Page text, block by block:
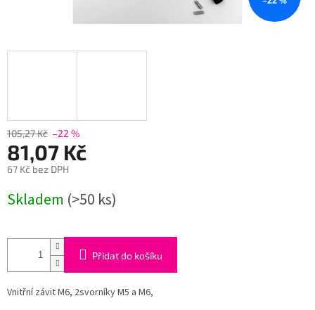
105,27 Kč –22 %
81,07 Kč
67 Kč bez DPH
cena:
Skladem (>50 ks)
Přidat do košíku
Vnitřní závit M6, 2svorníky M5 a M6,